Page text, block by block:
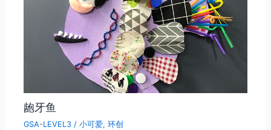
龅牙鱼
GSA-LEVEL3 /小可爱,环创